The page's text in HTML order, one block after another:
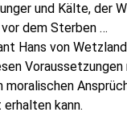
und Kälte, der
dem Sterben …
Hans von
kann.